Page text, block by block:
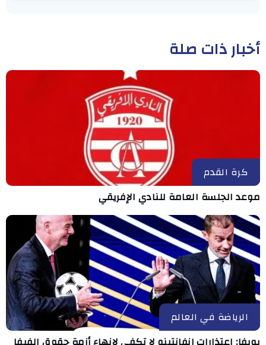
أخبار ذات صلة
كرة القدم
موعد الجلسة العامة للنادي الإفريقي
الرياضة في العالم